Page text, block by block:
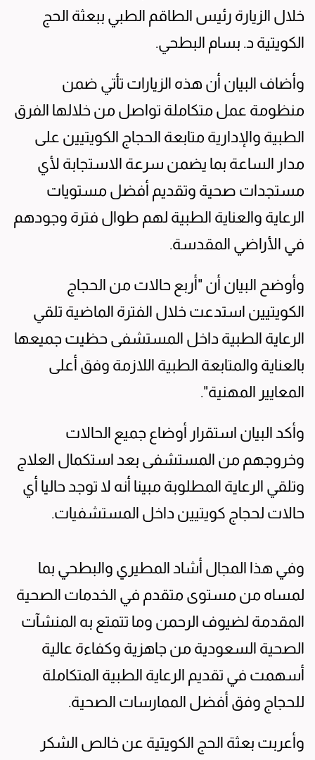
خلال الزيارة رئيس الطاقم الطبي ببعثة الحج
الكويتية د. بسام البطحي.
وأضاف البيان أن هذه الزيارات تأتي ضمن
منظومة عمل متكاملة تواصل من خلالها الفرق
الطبية والإدارية متابعة الحجاج الكويتيين على
مدار الساعة بما يضمن سرعة الاستجابة لأي
مستجدات صحية وتقديم أفضل مستويات
الرعاية والعناية الطبية لهم طوال فترة وجودهم
في الأراضي المقدسة.
وأوضح البيان أن "أربع حالات من الحجاج
الكويتيين استدعت خلال الفترة الماضية تلقي
الرعاية الطبية داخل المستشفى حظيت جميعها
بالعناية والمتابعة الطبية اللازمة وفق أعلى
المعايير المهنية".
وأكد البيان استقرار أوضاع جميع الحالات
وخروجهم من المستشفى بعد استكمال العلاج
وتلقي الرعاية المطلوبة مبينا أنه لا توجد حاليا أي
حالات لحجاج كويتيين داخل المستشفيات.
وفي هذا المجال أشاد المطيري والبطحي بما
لمساه من مستوى متقدم في الخدمات الصحية
المقدمة لضيوف الرحمن وما تتمتع به المنشآت
الصحية السعودية من جاهزية وكفاءة عالية
أسهمت في تقديم الرعاية الطبية المتكاملة
للحجاج وفق أفضل الممارسات الصحية.
وأعربت بعثة الحج الكويتية عن خالص الشكر